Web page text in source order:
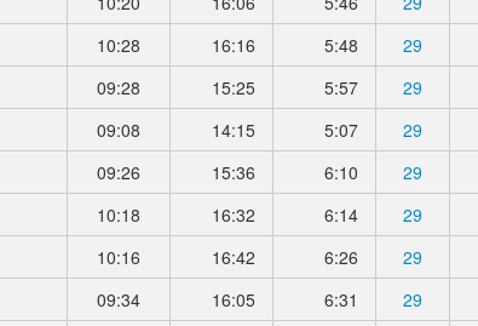
10:28 16:16 5:48 29
09:28 15:25 5:57 29
09:08 14:15 5:07 29
09:26 15:36 6:10 29
10:18 16:32 6:14 29
10:16 16:42 6:26 29
09:34 16:05 6:31 29